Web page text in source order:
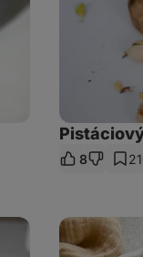
8
Pečený
tvaroh
s